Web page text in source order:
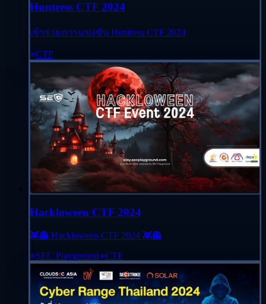
Huntress CTF 2024
เข้าร่วมการแข่งขัน Huntress CTF 2024
CTF
Hackloween CTF 2024
👾👻 Hackloween CTF 2024 👾👻
SEC Playground
CTF